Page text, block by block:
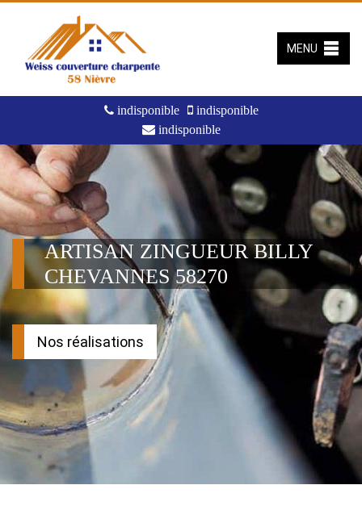
indisponible
indisponible
indisponible
MENU
ARTISAN ZINGUEUR BILLY
CHEVANNES 58270
Nos réalisations